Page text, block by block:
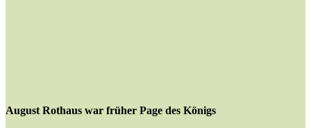
August Rothaus war früher Page des Königs